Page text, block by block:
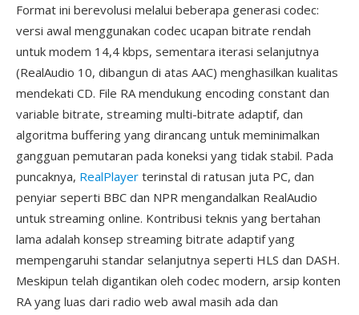
Format ini berevolusi melalui beberapa generasi codec:
versi awal menggunakan codec ucapan bitrate rendah
untuk modem 14,4 kbps, sementara iterasi selanjutnya
(RealAudio 10, dibangun di atas AAC) menghasilkan kualitas
mendekati CD. File RA mendukung encoding constant dan
variable bitrate, streaming multi-bitrate adaptif, dan
algoritma buffering yang dirancang untuk meminimalkan
gangguan pemutaran pada koneksi yang tidak stabil. Pada
puncaknya, RealPlayer terinstal di ratusan juta PC, dan
penyiar seperti BBC dan NPR mengandalkan RealAudio
untuk streaming online. Kontribusi teknis yang bertahan
lama adalah konsep streaming bitrate adaptif yang
mempengaruhi standar selanjutnya seperti HLS dan DASH.
Meskipun telah digantikan oleh codec modern, arsip konten
RA yang luas dari radio web awal masih ada dan